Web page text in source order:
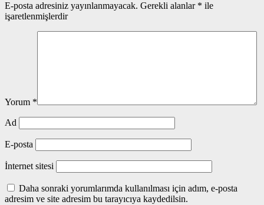
E-posta adresiniz yayınlanmayacak. Gerekli alanlar * ile
işaretlenmişlerdir
Yorum *
Ad
E-posta
İnternet sitesi
Daha sonraki yorumlarımda kullanılması için adım, e-posta
adresim ve site adresim bu tarayıcıya kaydedilsin.